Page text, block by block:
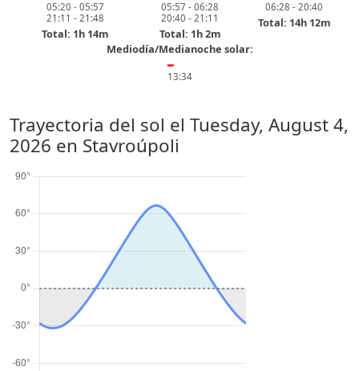
05:20 - 05:57
21:11 - 21:48
Total: 1h 14m
05:57 - 06:28
20:40 - 21:11
Total: 1h 2m
06:28 - 20:40
Total: 14h 12m
Mediodía/Medianoche solar:
━
13:34
Trayectoria del sol el Tuesday, August 4,
2026 en Stavroúpoli